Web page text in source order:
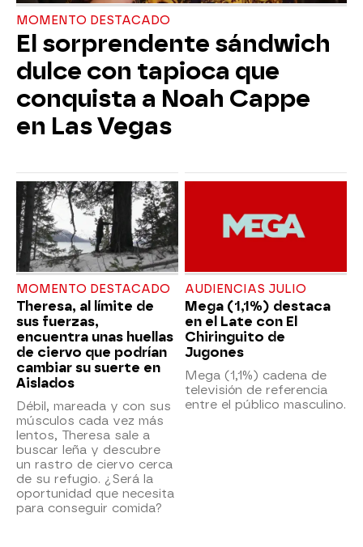
MOMENTO DESTACADO
El sorprendente sándwich
dulce con tapioca que
conquista a Noah Cappe
en Las Vegas
MOMENTO DESTACADO
Theresa, al límite de
sus fuerzas,
encuentra unas huellas
de ciervo que podrían
cambiar su suerte en
Aislados
Débil, mareada y con sus
músculos cada vez más
lentos, Theresa sale a
buscar leña y descubre
un rastro de ciervo cerca
de su refugio. ¿Será la
oportunidad que necesita
para conseguir comida?
AUDIENCIAS JULIO
Mega (1,1%) destaca
en el Late con El
Chiringuito de
Jugones
Mega (1,1%) cadena de
televisión de referencia
entre el público masculino.